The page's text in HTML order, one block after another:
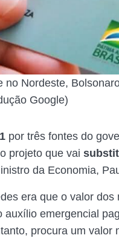
no Nordeste,
Google)
por três fontes do
projeto que vai
da Economia,
era que o valor dos
auxílio emergencial
procura um valor